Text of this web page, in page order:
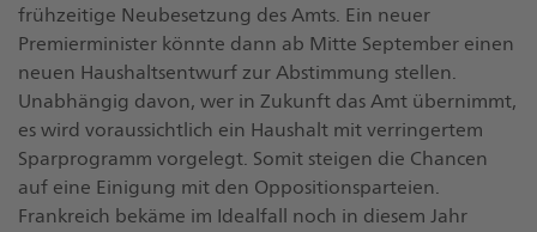
frühzeitige Neubesetzung des Amts. Ein neuer
Premierminister könnte dann ab Mitte September einen
neuen Haushaltsentwurf zur Abstimmung stellen.
Unabhängig davon, wer in Zukunft das Amt übernimmt,
es wird voraussichtlich ein Haushalt mit verringertem
Sparprogramm vorgelegt. Somit steigen die Chancen
auf eine Einigung mit den Oppositionsparteien.
Frankreich bekäme im Idealfall noch in diesem Jahr